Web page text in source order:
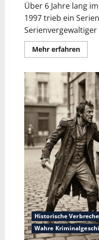
Über 6 Jahre lang
1997 trieb ein
Serienvergewaltiger
Mehr erfahren
Historische
Wahre